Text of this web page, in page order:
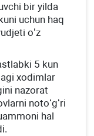
bir yilda
uchun haq
oʻz
5 kun
хodimlar
nazorat
notoʻgʻri
hal